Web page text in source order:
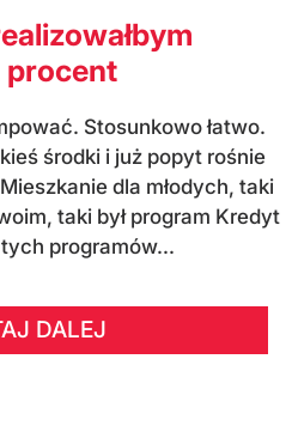
procent
Stosunkowo łatwo.
środki i już popyt rośnie
dla młodych, taki
taki był program Kredyt
programów...
DALEJ